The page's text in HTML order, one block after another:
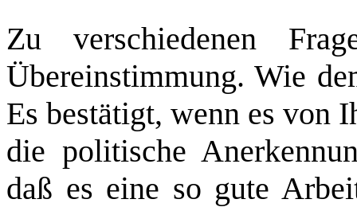
Zu verschiedenen
Übereinstimmung. Wie
Es bestätigt, wenn es von
die politische
daß es eine so gute